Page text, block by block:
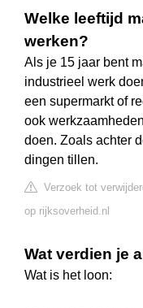
Welke leeftijd
werken?
Als je 15 jaar bent
industrieel werk
een supermarkt of
ook
doen. Zoals achter
dingen tillen.
Verzoek tot
op rijksoverheid.nl
Wat verdien je
Wat is het loon: